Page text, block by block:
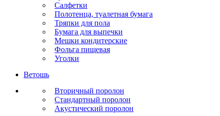
Салфетки
Полотенца, туалетная бумага
Тряпки для пола
Бумага для выпечки
Мешки кондитерские
Фольга пищевая
Уголки
Ветошь
Вторичный поролон
Стандартный поролон
Акустический поролон